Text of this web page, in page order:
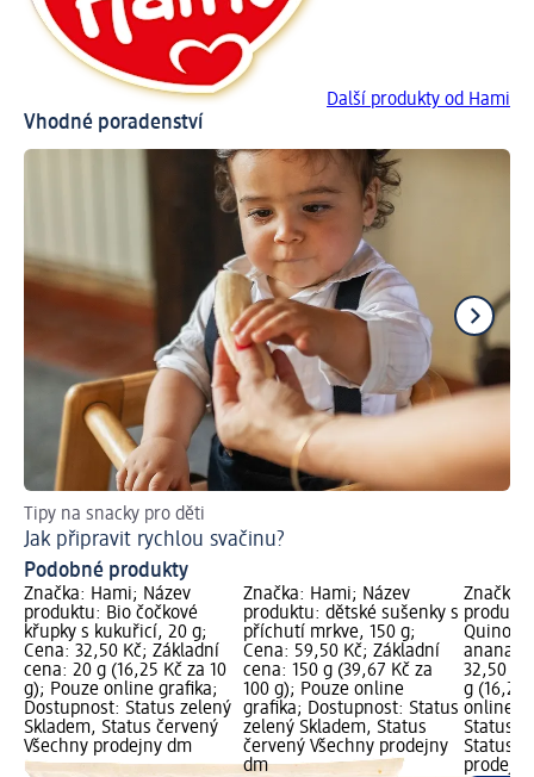
Další produkty od Hami
Vhodné poradenství
Tipy na snacky pro děti
Jak připravit rychlou svačinu?
Podobné produkty
Značka: Hami; Název
produktu: Bio čočkové
křupky s kukuřicí, 20 g;
Cena: 32,50 Kč; Základní
cena: 20 g (16,25 Kč za 10
g); Pouze online grafika;
Dostupnost: Status zelený
Skladem, Status červený
Všechny prodejny dm
Značka: Hami; Název
produktu: dětské sušenky s
příchutí mrkve, 150 g;
Cena: 59,50 Kč; Základní
cena: 150 g (39,67 Kč za
100 g); Pouze online
grafika; Dostupnost: Status
zelený Skladem, Status
červený Všechny prodejny
dm
Značka:
Quinoa
32,50
g (16,25
online
Status
Status